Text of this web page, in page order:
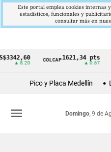
Cintillo
Colombia
COLCAP1621,34 pts USD/
Pico y Placa Medellín
Domingo, 9 de
menu
Este portal emplea cookies internas
estadísticos, funcionales y
consultar más en